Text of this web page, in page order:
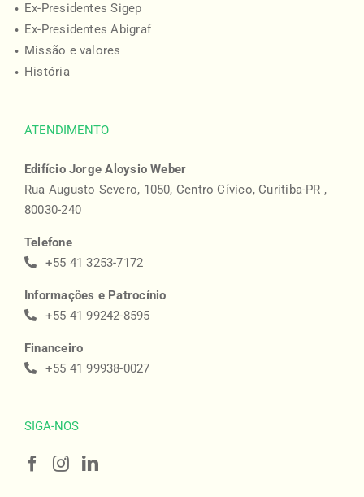
Ex-Presidentes Sigep
Ex-Presidentes Abigraf
Missão e valores
História
ATENDIMENTO
Edifício Jorge Aloysio Weber
Rua Augusto Severo, 1050, Centro Cívico, Curitiba-PR ,
80030-240
Telefone
+55 41 3253-7172
Informações e Patrocínio
+55 41 99242-8595
Financeiro
+55 41 99938-0027
SIGA-NOS